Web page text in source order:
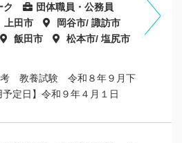
ク
団体職員・公務員
上田市
岡谷市/ 諏訪市
飯田市
松本市/ 塩尻市
考 教養試験 令和８年９月下
定日】令和９年４月１日